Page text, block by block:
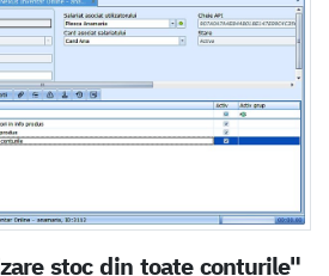
stoc din toate conturile"